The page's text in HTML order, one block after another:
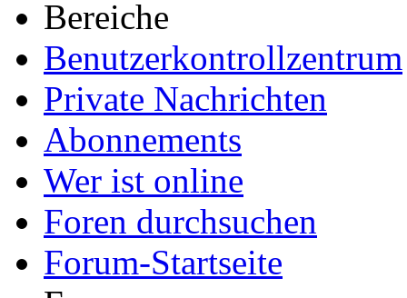
Bereiche
Benutzerkontrollzentrum
Private Nachrichten
Abonnements
Wer ist online
Foren durchsuchen
Forum-Startseite